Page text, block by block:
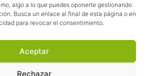
algo a lo que puedes oponerte gestionando
Busca un enlace al final de esta página o en
para revocar el consentimiento.
Aceptar
Rechazar
cada compra que realizas, me llevo
a ti te cueste más dinero.
seguir manteniendo esta web,
de las marchas para después
productos y tiendas que he probado